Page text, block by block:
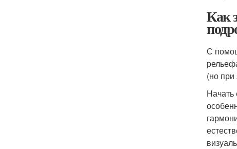
Как
С
(но при